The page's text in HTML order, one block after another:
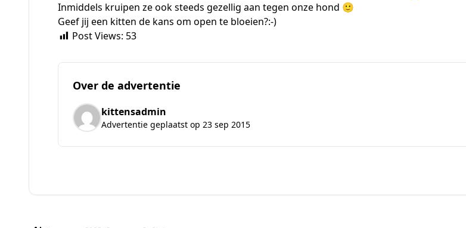
Inmiddels kruipen ze ook steeds gezellig aan tegen onze hond 🙂
Geef jij een kitten de kans om open te bloeien?:-)
Post Views: 53
Over de advertentie
kittensadmin
Advertentie geplaatst op 23 sep 2015